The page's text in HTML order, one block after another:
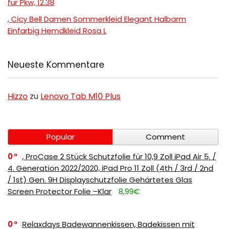
für Pkw, 12.38
, Cicy Bell Damen Sommerkleid Elegant Halbarm
Einfarbig Hemdkleid Rosa L
Neueste Kommentare
Hizzo zu Lenovo Tab M10 Plus
Popular
Comment
0
, ProCase 2 Stück Schutzfolie für 10,9 Zoll iPad Air 5. /
4. Generation 2022/2020, iPad Pro 11 Zoll (4th / 3rd / 2nd
/ 1st) Gen. 9H Displayschutzfolie Gehärtetes Glas
Screen Protector Folie –Klar
8,99€
0
Relaxdays Badewannenkissen, Badekissen mit